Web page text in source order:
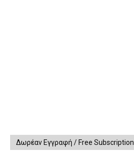
Δωρέαν Εγγραφή / Free Subscription